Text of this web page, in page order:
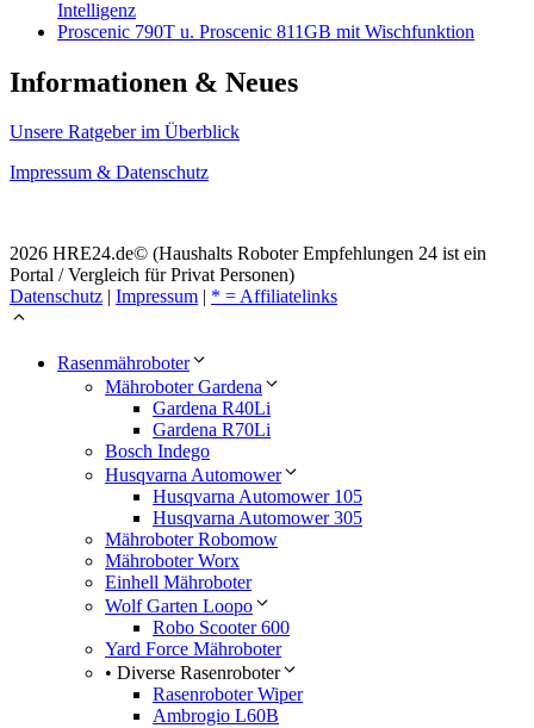
Intelligenz
Proscenic 790T u. Proscenic 811GB mit Wischfunktion
Informationen & Neues
Unsere Ratgeber im Überblick
Impressum & Datenschutz
2026 HRE24.de© (Haushalts Roboter Empfehlungen 24 ist ein
Portal / Vergleich für Privat Personen)
Datenschutz | Impressum | * = Affiliatelinks
Rasenmähroboter
Mähroboter Gardena
Gardena R40Li
Gardena R70Li
Bosch Indego
Husqvarna Automower
Husqvarna Automower 105
Husqvarna Automower 305
Mähroboter Robomow
Mähroboter Worx
Einhell Mähroboter
Wolf Garten Loopo
Robo Scooter 600
Yard Force Mähroboter
• Diverse Rasenroboter
Rasenroboter Wiper
Ambrogio L60B